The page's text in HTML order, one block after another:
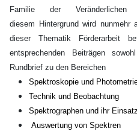
Familie der Veränderlichen
diesem Hintergrund wird
dieser Thematik Förderarbeit
entsprechenden Beiträgen
Rundbrief zu den Bereichen
Spektroskopie und
Technik und Beobachtung
Spektrographen und ihr
Auswertung von Spektren